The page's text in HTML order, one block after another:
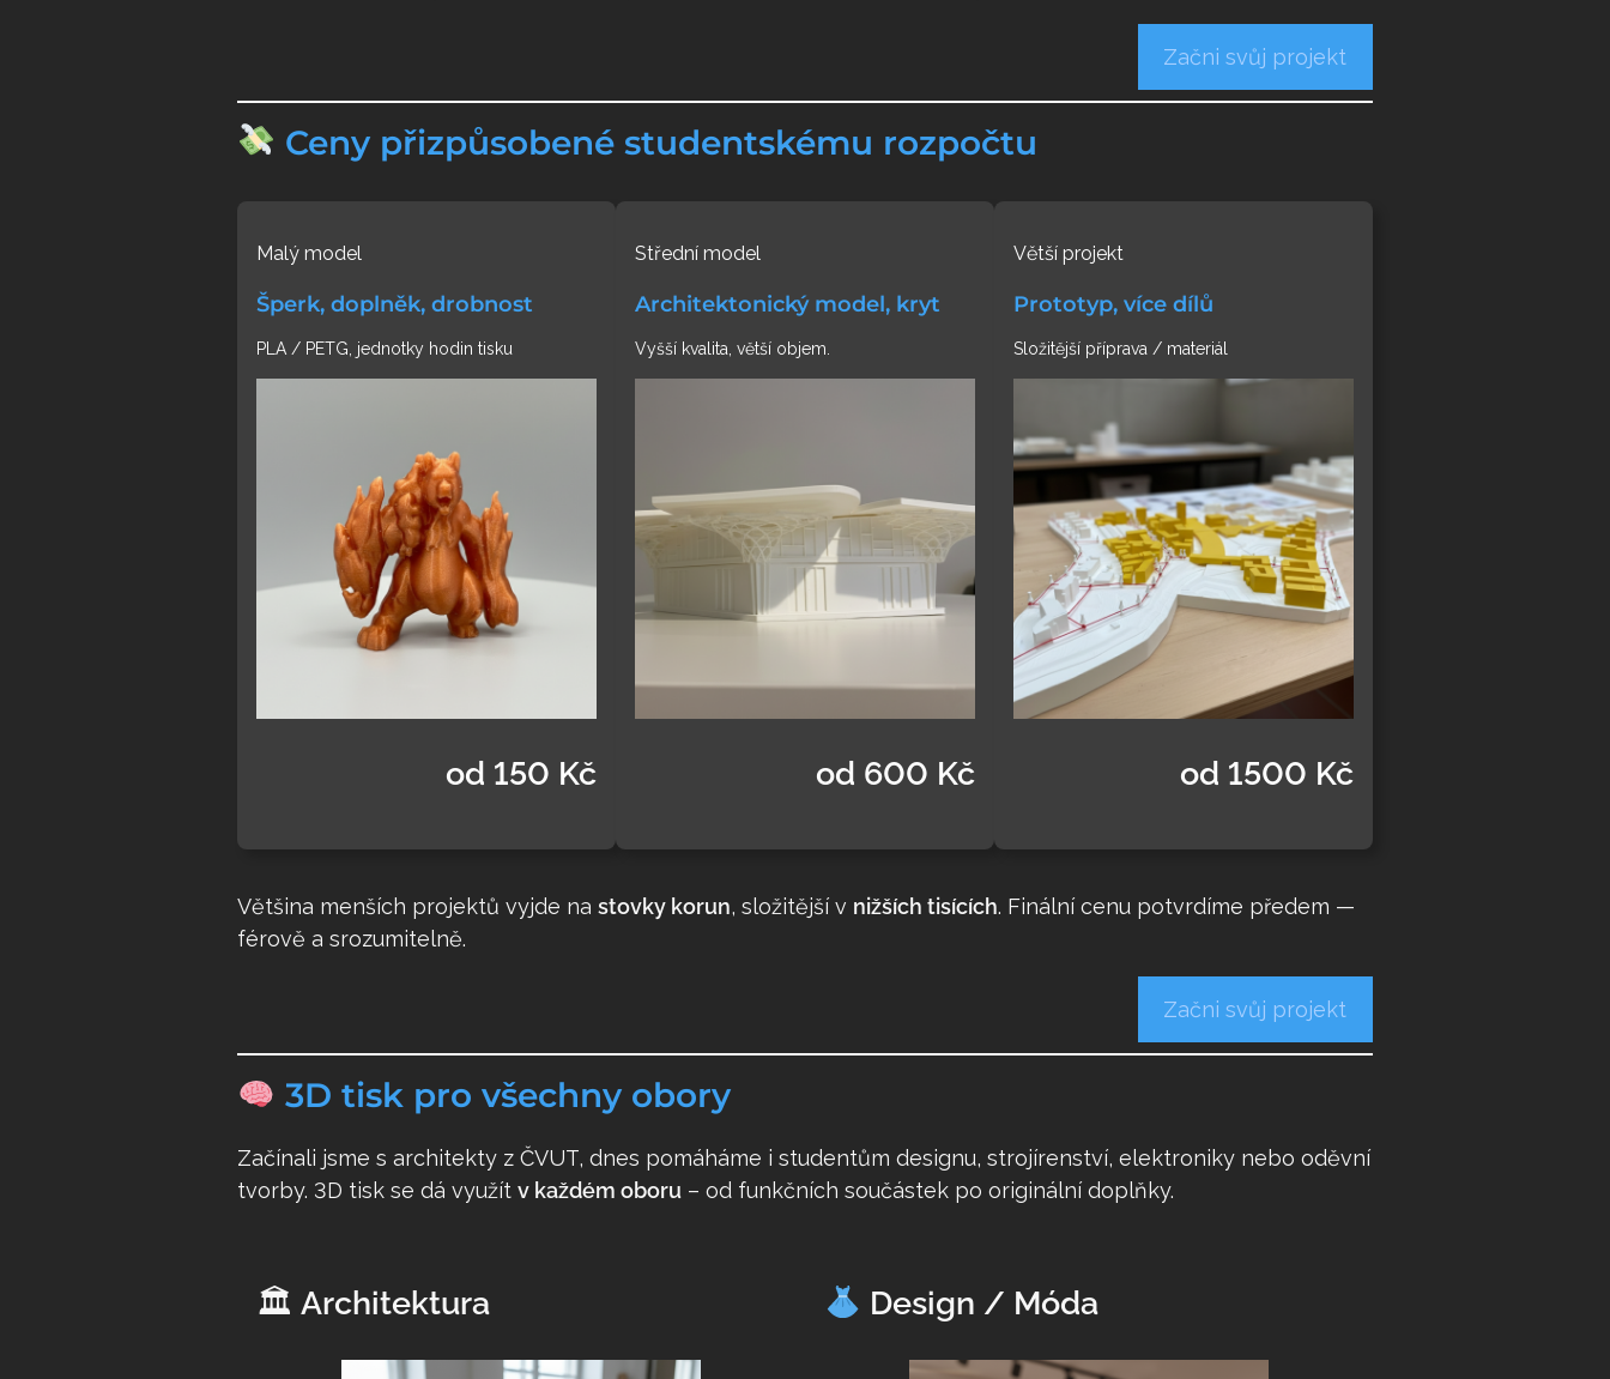
Začni svůj projekt
Ceny přizpůsobené studentskému rozpočtu
Malý model
Šperk, doplněk, drobnost
PLA / PETG, jednotky hodin tisku
od 150 Kč
Střední model
Architektonický model, kryt
Vyšší kvalita, větší objem.
od 600 Kč
Větší projekt
Prototyp, více dílů
Složitější příprava / materiál
od 1500 Kč
Většina menších projektů vyjde na stovky korun, složitější v nižších tisících. Finální cenu potvrdíme předem —
férově a srozumitelně.
Začni svůj projekt
3D tisk pro všechny obory
Začínali jsme s architekty z ČVUT, dnes pomáháme i studentům designu, strojírenství, elektroniky nebo oděvní
tvorby. 3D tisk se dá využít v každém oboru – od funkčních součástek po originální doplňky.
🏛 Architektura Design / Móda
Chcete občas tip ze světa 3D
tisku?
E-mail